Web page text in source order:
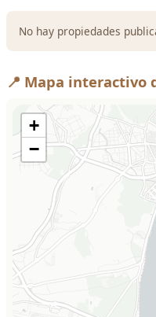
No hay propiedades
📍 Mapa interactivo